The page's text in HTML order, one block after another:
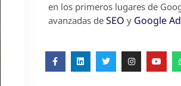
en los primeros lugares de
avanzadas de SEO y Google